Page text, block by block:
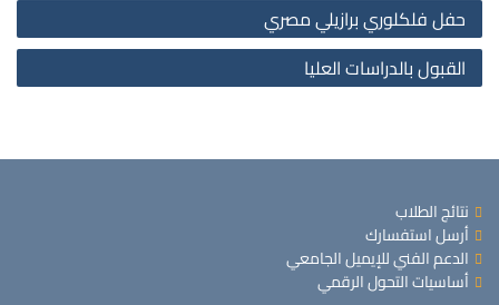
حفل فلكلوري برازيلي مصري
القبول بالدراسات العليا
نتائج الطلاب
أرسل استفسارك
الدعم الفني للإيميل الجامعي
أساسيات التحول الرقمي